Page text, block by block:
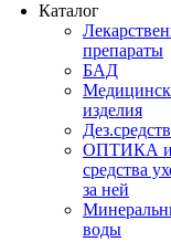
Каталог
препараты
БАД
изделия
ОПТИКА
средства
за ней
воды